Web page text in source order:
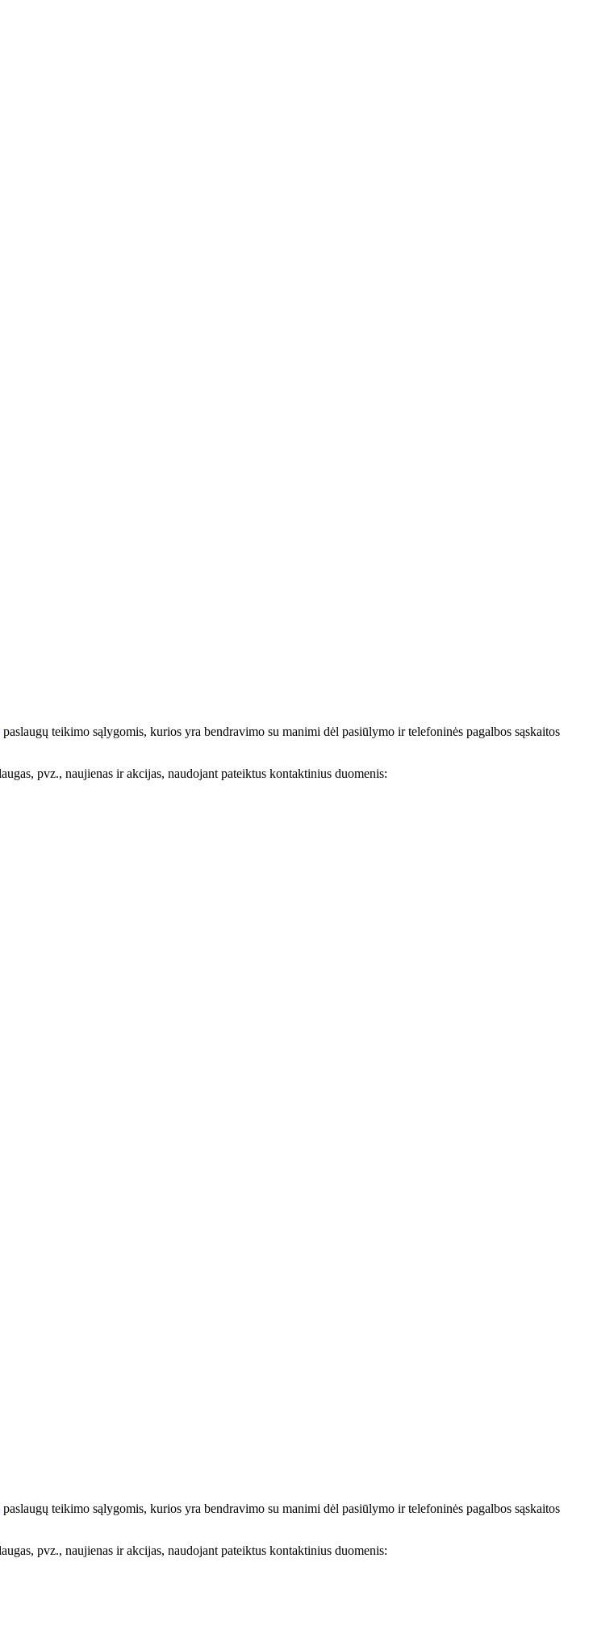
paslaugų teikimo sąlygomis, kurios yra bendravimo su manimi dėl pasiūlymo ir telefoninės pagalbos sąskaitos
pvz., naujienas ir akcijas, naudojant pateiktus kontaktinius duomenis:
paslaugų teikimo sąlygomis, kurios yra bendravimo su manimi dėl pasiūlymo ir telefoninės pagalbos sąskaitos
pvz., naujienas ir akcijas, naudojant pateiktus kontaktinius duomenis: